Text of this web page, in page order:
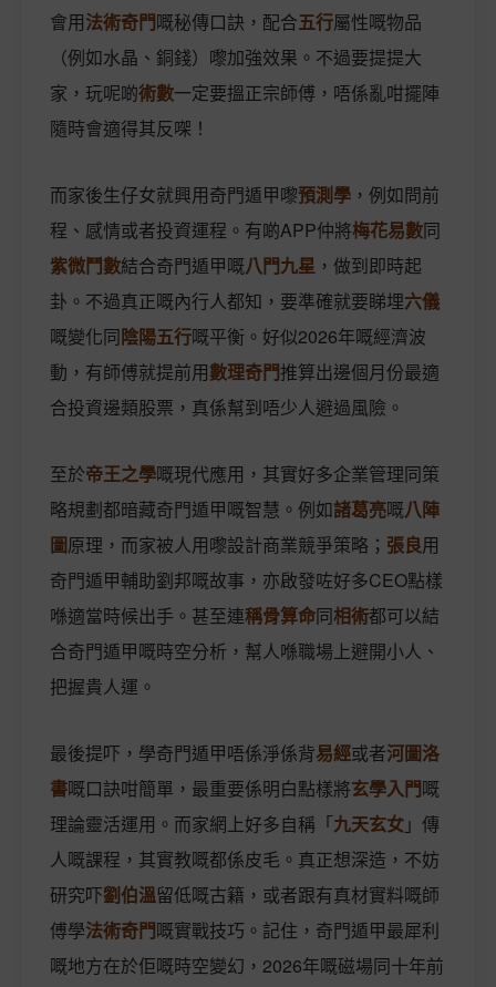
會用法術奇門嘅秘傳口訣，配合五行屬性嘅物品
（例如水晶、銅錢）嚟加強效果。不過要提提大
家，玩呢啲術數一定要搵正宗師傅，唔係亂咁擺陣
隨時會適得其反㗎！
而家後生仔女就興用奇門遁甲嚟預測學 ，例如問前
程、感情或者投資運程。有啲APP仲將梅花易數同
紫微鬥數結合奇門遁甲嘅八門九星 ，做到即時起
卦。不過真正嘅內行人都知，要準確就要睇埋六儀
嘅變化同陰陽五行嘅平衡。好似2026年嘅經濟波
動，有師傅就提前用數理奇門推算出邊個月份最適
合投資邊類股票，真係幫到唔少人避過風險。
至於帝王之學嘅現代應用，其實好多企業管理同策
略規劃都暗藏奇門遁甲嘅智慧。例如諸葛亮嘅八陣
圖原理，而家被人用嚟設計商業競爭策略； 張良用
奇門遁甲輔助劉邦嘅故事，亦啟發咗好多CEO點樣
喺適當時候出手。甚至連稱骨算命同相術都可以結
合奇門遁甲嘅時空分析，幫人喺職場上避開小人、
把握貴人運。
最後提吓，學奇門遁甲唔係淨係背易經或者河圖洛
書嘅口訣咁簡單，最重要係明白點樣將玄學入門嘅
理論靈活運用。而家網上好多自稱「九天玄女」傳
人嘅課程，其實教嘅都係皮毛。真正想深造，不妨
研究吓劉伯溫留低嘅古籍，或者跟有真材實料嘅師
傅學法術奇門嘅實戰技巧。記住，奇門遁甲最犀利
嘅地方在於佢嘅時空變幻，2026年嘅磁場同十年前